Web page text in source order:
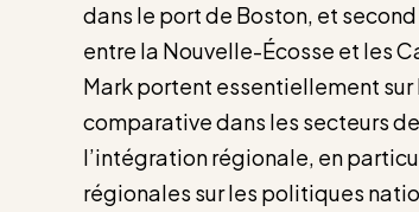
dans le port de Boston, et
entre la Nouvelle-Écosse et les
Mark portent essentiellement
comparative dans les secteurs
l’intégration régionale, en
régionales sur les politiques